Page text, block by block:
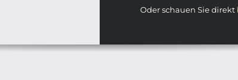
Oder schauen Sie direkt